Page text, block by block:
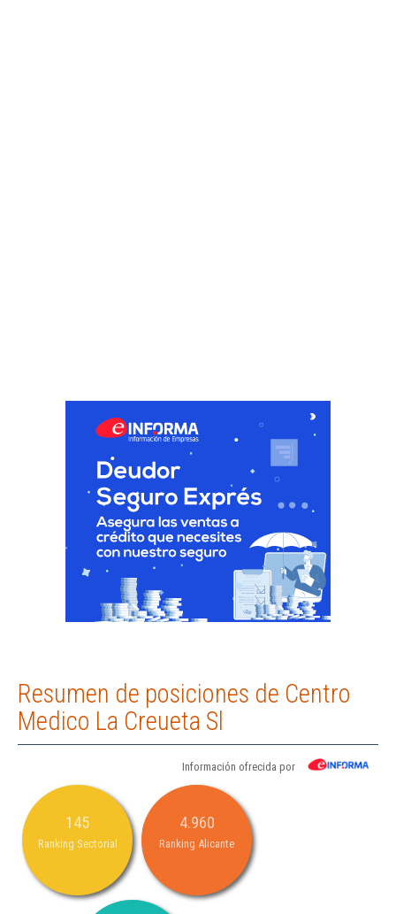
Resumen de posiciones de Centro
Medico La Creueta Sl
Información ofrecida por
145
Ranking Sectorial
4.960
Ranking Alicante